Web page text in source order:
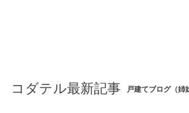
コダテル最新記事 戸建てブログ（姉